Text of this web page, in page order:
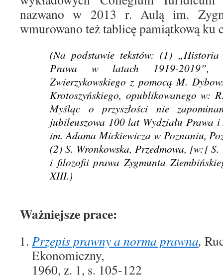
nazwano w 2013 r. Aulą im.
wmurowano też tablicę pamiątkową ku
(Na podstawie tekstów: (1)
Prawa w latach 1919-2019”,
Zwierzykowskiego z pomocą M.
Krotoszyńskiego, opublikowanego w:
Myśląc o przyszłości nie
jubileuszowa 100 lat Wydziału Prawa
im. Adama Mickiewicza w Poznaniu,
(2) S. Wronkowska, Przedmowa, [w:]
i filozofii prawa Zygmunta
XIII.)
Ważniejsze prace:
Przepis prawny a norma prawna,
Ekonomiczny,
1960, z. 1, s. 105-122